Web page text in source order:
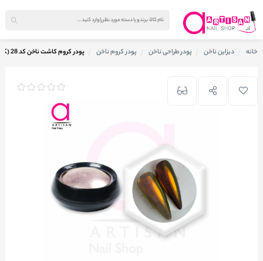
خانه دیزاین ناخن پودر طراحی ناخن پودر کروم ناخن پودر کروم کاشت ناخن کد 28 (K)